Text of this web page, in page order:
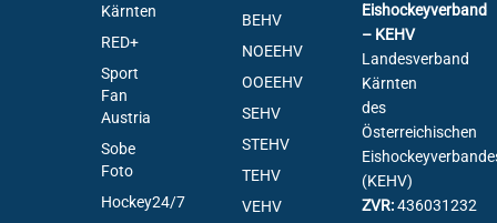
Kärnten
RED+
Sport
Fan
Austria
Sobe
Foto
Hockey24/7
BEHV
NOEEHV
OOEEHV
SEHV
STEHV
TEHV
VEHV
Eishockeyverband
– KEHV
Landesverband
Kärnten
des
Österreichischen
(KEHV)
ZVR:436031232